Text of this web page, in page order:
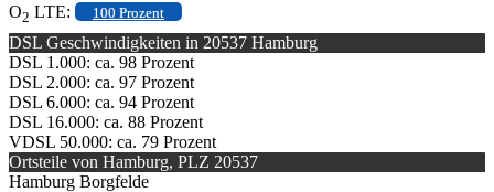
O2 LTE: 100 Prozent
DSL Geschwindigkeiten in 20537 Hamburg
DSL 1.000: ca. 98 Prozent
DSL 2.000: ca. 97 Prozent
DSL 6.000: ca. 94 Prozent
DSL 16.000: ca. 88 Prozent
VDSL 50.000: ca. 79 Prozent
Ortsteile von Hamburg, PLZ 20537
Hamburg Borgfelde